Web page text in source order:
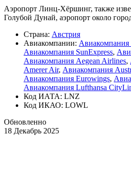
Аэропорт Линц-Хёршинг, также
Голубой Дунай, аэропорт около
Страна: Австрия
Авиакомпании:
Авиакомпания SunExpress,
Авиакомпания Aegean Airlines,
Amerer Air, Авиакомпания
Авиакомпания Eurowings,
Авиакомпания Lufthansa
Код ИАТА: LNZ
Код ИКАО: LOWL
Обновленно
18 Декабрь 2025